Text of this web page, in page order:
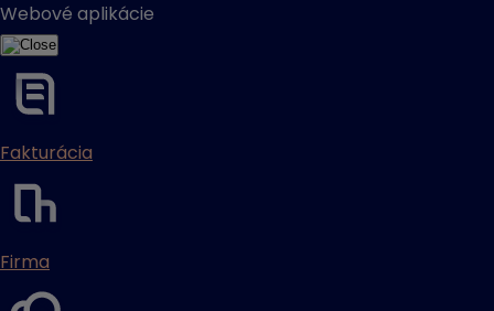
Webové aplikácie
Fakturácia
Firma